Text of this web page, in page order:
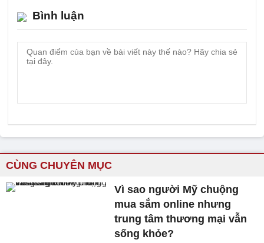
Bình luận
CÙNG CHUYÊN MỤC
Vì sao người Mỹ chuộng
mua sắm online nhưng
trung tâm thương mại vẫn
sống khỏe?